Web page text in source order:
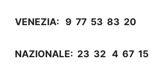
VENEZIA: 9 77 53 83 20
NAZIONALE: 23 32 4 67 15